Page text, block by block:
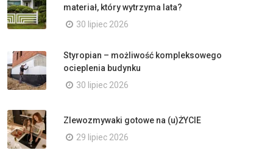
materiał, który wytrzyma lata?
30 lipiec 2026
Styropian – możliwość kompleksowego
ocieplenia budynku
30 lipiec 2026
Zlewozmywaki gotowe na (u)ŻYCIE
29 lipiec 2026